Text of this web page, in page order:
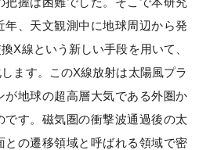
、天文観測中に地球周辺から発
X線という新しい手段を用いて、
ます。このX線放射は太陽風プラ
が地球の超高層大気である外圏か
です。磁気圏の衝撃波通過後の太
との遷移領域と呼ばれる領域で密